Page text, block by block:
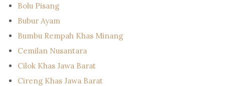
Bolu Pisang
Bubur Ayam
Bumbu Rempah Khas Minang
Cemilan Nusantara
Cilok Khas Jawa Barat
Cireng Khas Jawa Barat